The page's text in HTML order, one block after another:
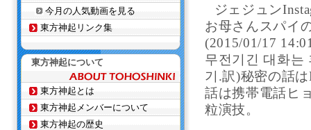
ジェジュン
お母さんスパイ
(2015/01/17
무전기긴 대화는
기.訳)秘密の話
話は携帯電話ヒ
粒演技。
今月の人気動画を見る
東方神起リンク集
東方神起について
東方神起とは
東方神起メンバーについて
東方神起の歴史